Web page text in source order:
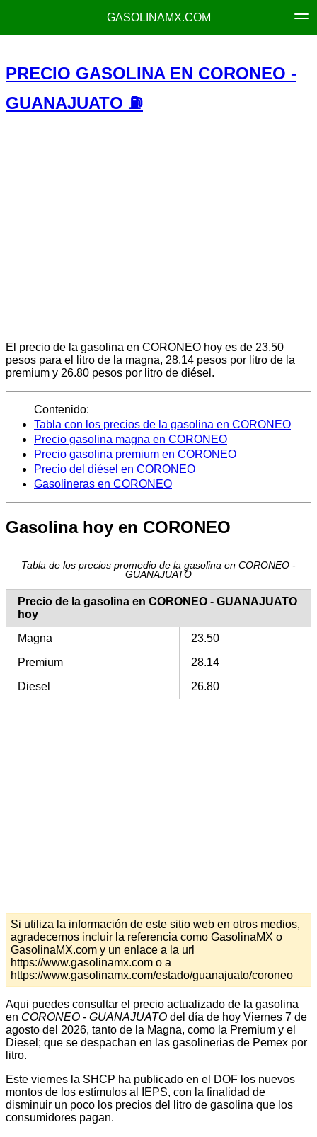
GASOLINAMX.COM
PRECIO GASOLINA EN CORONEO -
GUANAJUATO ⛽
El precio de la gasolina en CORONEO hoy es de 23.50
pesos para el litro de la magna, 28.14 pesos por litro de la
premium y 26.80 pesos por litro de diésel.
Contenido:
Tabla con los precios de la gasolina en CORONEO
Precio gasolina magna en CORONEO
Precio gasolina premium en CORONEO
Precio del diésel en CORONEO
Gasolineras en CORONEO
Gasolina hoy en CORONEO
Tabla de los precios promedio de la gasolina en CORONEO -
GUANAJUATO
Precio de la gasolina en CORONEO - GUANAJUATO
hoy
Magna
23.50
Premium
28.14
Diesel
26.80
Si utiliza la información de este sitio web en otros medios,
agradecemos incluir la referencia como GasolinaMX o
GasolinaMX.com y un enlace a la url
https://www.gasolinamx.com o a
https://www.gasolinamx.com/estado/guanajuato/coroneo
Aqui puedes consultar el precio actualizado de la gasolina
en CORONEO - GUANAJUATO del día de hoy Viernes 7 de
agosto del 2026, tanto de la Magna, como la Premium y el
Diesel; que se despachan en las gasolinerias de Pemex por
litro.
Este viernes la SHCP ha publicado en el DOF los nuevos
montos de los estímulos al IEPS, con la finalidad de
disminuir un poco los precios del litro de gasolina que los
consumidores pagan.